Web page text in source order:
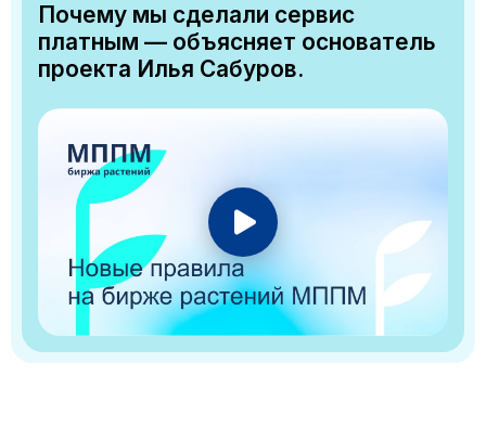
Почему мы сделали сервис
платным — объясняет основатель
проекта Илья Сабуров.